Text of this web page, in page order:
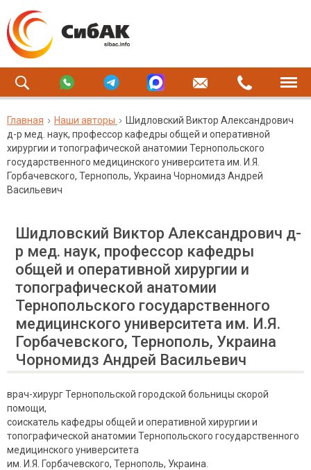
Главная Наши авторы
Шидловский Виктор Александрович
д-р мед. наук, профессор кафедры общей и оперативной
хирургии и топографической анатомии Тернопольского
государственного медицинского университета им. И.Я.
Горбачевского, Тернополь, Украина Чорномидз Андрей
Васильевич
Шидловский Виктор Александрович д-
р мед. наук, профессор кафедры
общей и оперативной хирургии и
топографической анатомии
Тернопольского государственного
медицинского университета им. И.Я.
Горбачевского, Тернополь, Украина
Чорномидз Андрей Васильевич
врач-хирург Тернопольской городской больницы скорой
помощи,
соискатель кафедры общей и оперативной хирургии и
топографической анатомии Тернопольского государственного
медицинского университета
им. И.Я. Горбачевского, Тернополь, Украина.